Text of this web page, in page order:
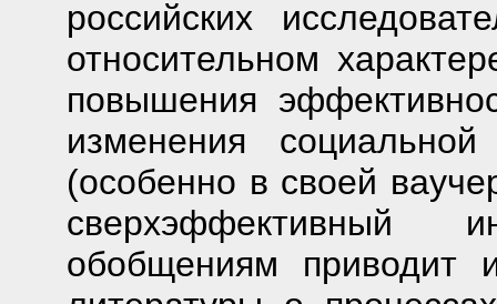
российских
относительном
повышения
изменения
(особенно в своей
сверхэффективный
обобщениям приводит